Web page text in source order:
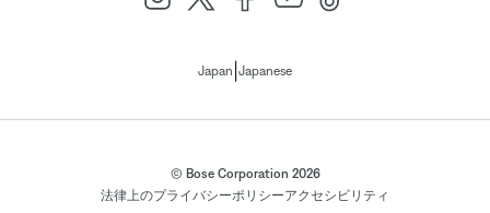
Japan Japanese
© Bose Corporation 2026
法律上のプライバシーポリシーアクセシビリティ